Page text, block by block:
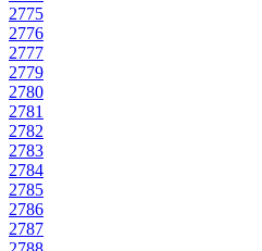
2775
2776
2777
2779
2780
2781
2782
2783
2784
2785
2786
2787